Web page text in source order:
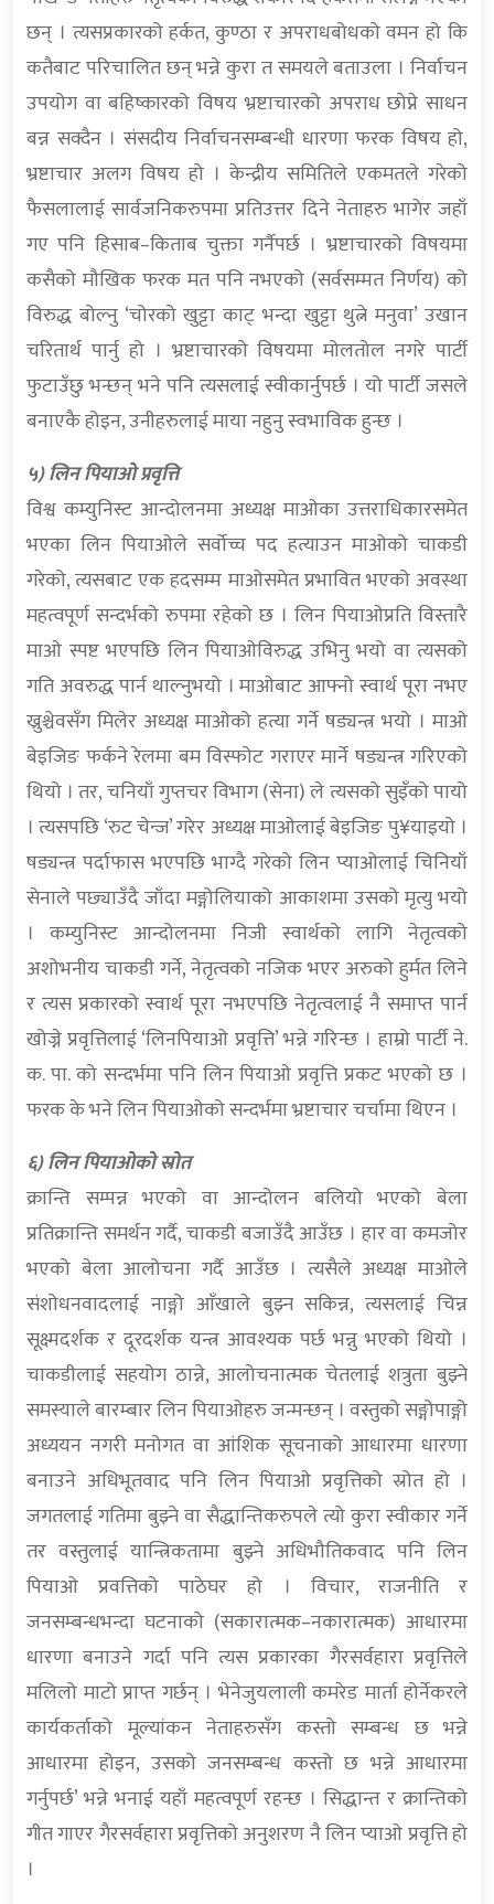
छन् । त्यसप्रकारको हर्कत, कुण्ठा र अपराधबोधको वमन हो कि
कतैबाट परिचालित छन् भन्ने कुरा त समयले बताउला । निर्वाचन
उपयोग वा बहिष्कारको विषय भ्रष्टाचारको अपराध छोप्ने साधन
बन्न सक्दैन । संसदीय निर्वाचनसम्बन्धी धारणा फरक विषय हो,
भ्रष्टाचार अलग विषय हो । केन्द्रीय समितिले एकमतले गरेको
फैसलालाई सार्वजनिकरुपमा प्रतिउत्तर दिने नेताहरु भागेर जहाँ
गए पनि हिसाब–किताब चुक्ता गर्नैपर्छ । भ्रष्टाचारको विषयमा
कसैको मौखिक फरक मत पनि नभएको (सर्वसम्मत निर्णय) को
विरुद्ध बोल्नु ‘चोरको खुट्टा काट् भन्दा खुट्टा थुत्ने मनुवा’ उखान
चरितार्थ पार्नु हो । भ्रष्टाचारको विषयमा मोलतोल नगरे पार्टी
फुटाउँछु भन्छन् भने पनि त्यसलाई स्वीकार्नुपर्छ । यो पार्टी जसले
बनाएकै होइन, उनीहरुलाई माया नहुनु स्वभाविक हुन्छ ।
५) लिन पियाओ प्रवृत्ति
विश्व कम्युनिस्ट आन्दोलनमा अध्यक्ष माओका उत्तराधिकारसमेत
भएका लिन पियाओले सर्वोच्च पद हत्याउन माओको चाकडी
गरेको, त्यसबाट एक हदसम्म माओसमेत प्रभावित भएको अवस्था
महत्वपूर्ण सन्दर्भको रुपमा रहेको छ । लिन पियाओप्रति विस्तारै
माओ स्पष्ट भएपछि लिन पियाओविरुद्ध उभिनु भयो वा त्यसको
गति अवरुद्ध पार्न थाल्नुभयो । माओबाट आफ्नो स्वार्थ पूरा नभए
ख्रुश्चेवसँग मिलेर अध्यक्ष माओको हत्या गर्ने षड्यन्त्र भयो । माओ
बेइजिङ फर्कने रेलमा बम विस्फोट गराएर मार्ने षड्यन्त्र गरिएको
थियो । तर, चनियाँ गुप्तचर विभाग (सेना) ले त्यसको सुइँको पायो
। त्यसपछि ‘रुट चेन्ज’ गरेर अध्यक्ष माओलाई बेइजिङ पु¥याइयो ।
षड्यन्त्र पर्दाफास भएपछि भाग्दै गरेको लिन प्याओलाई चिनियाँ
सेनाले पछ्याउँदै जाँदा मङ्गोलियाको आकाशमा उसको मृत्यु भयो
। कम्युनिस्ट आन्दोलनमा निजी स्वार्थको लागि नेतृत्वको
अशोभनीय चाकडी गर्ने, नेतृत्वको नजिक भएर अरुको हुर्मत लिने
र त्यस प्रकारको स्वार्थ पूरा नभएपछि नेतृत्वलाई नै समाप्त पार्न
खोज्ने प्रवृत्तिलाई ‘लिनपियाओ प्रवृत्ति’ भन्ने गरिन्छ । हाम्रो पार्टी ने.
क. पा. को सन्दर्भमा पनि लिन पियाओ प्रवृत्ति प्रकट भएको छ ।
फरक के भने लिन पियाओको सन्दर्भमा भ्रष्टाचार चर्चामा थिएन ।
६) लिन पियाओको स्रोत
क्रान्ति सम्पन्न भएको वा आन्दोलन बलियो भएको बेला
प्रतिक्रान्ति समर्थन गर्दै, चाकडी बजाउँदै आउँछ । हार वा कमजोर
भएको बेला आलोचना गर्दै आउँछ । त्यसैले अध्यक्ष माओले
संशोधनवादलाई नाङ्गो आँखाले बुझ्न सकिन्न, त्यसलाई चिन्न
सूक्ष्मदर्शक र दूरदर्शक यन्त्र आवश्यक पर्छ भन्नु भएको थियो ।
चाकडीलाई सहयोग ठान्ने, आलोचनात्मक चेतलाई शत्रुता बुझ्ने
समस्याले बारम्बार लिन पियाओहरु जन्मन्छन् । वस्तुको सङ्गोपाङ्गो
अध्ययन नगरी मनोगत वा आंशिक सूचनाको आधारमा धारणा
बनाउने अधिभूतवाद पनि लिन पियाओ प्रवृत्तिको स्रोत हो ।
जगतलाई गतिमा बुझ्ने वा सैद्धान्तिकरुपले त्यो कुरा स्वीकार गर्ने
तर वस्तुलाई यान्त्रिकतामा बुझ्ने अधिभौतिकवाद पनि लिन
पियाओ प्रवत्तिको पाठेघर हो । विचार, राजनीति र
जनसम्बन्धभन्दा घटनाको (सकारात्मक–नकारात्मक) आधारमा
धारणा बनाउने गर्दा पनि त्यस प्रकारका गैरसर्वहारा प्रवृत्तिले
मलिलो माटो प्राप्त गर्छन् । भेनेजुयलाली कमरेड मार्ता होर्नेकरले
कार्यकर्ताको मूल्यांकन नेताहरुसँग कस्तो सम्बन्ध छ भन्ने
आधारमा होइन, उसको जनसम्बन्ध कस्तो छ भन्ने आधारमा
गर्नुपर्छ’ भन्ने भनाई यहाँ महत्वपूर्ण रहन्छ । सिद्धान्त र क्रान्तिको
गीत गाएर गैरसर्वहारा प्रवृत्तिको अनुशरण नै लिन प्याओ प्रवृत्ति हो
।